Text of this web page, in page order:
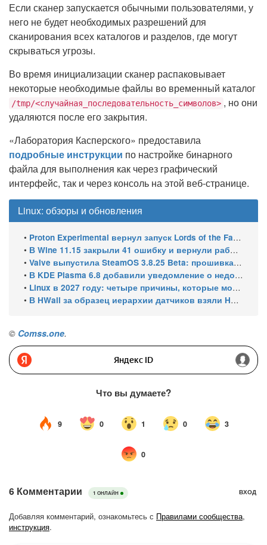
Если сканер запускается обычными пользователями, у
него не будет необходимых разрешений для
сканирования всех каталогов и разделов, где могут
скрываться угрозы.
Во время инициализации сканер распаковывает
некоторые необходимые файлы во временный каталог
/tmp/<случайная_последовательность_символов> , но они
удаляются после его закрытия.
«Лаборатория Касперского» предоставила
подробные инструкции по настройке бинарного
файла для выполнения как через графический
интерфейс, так и через консоль на этой веб-странице.
Linux: обзоры и обновления
• Proton Experimental вернул запуск Lords of the Fallen и исправил HDR в Far Cry 5 на Linux
• В Wine 11.15 закрыли 41 ошибку и вернули работу winecfg
• Valve выпустила SteamOS 3.8.25 Beta: прошивка 108 для Steam Machine, поддержка Steam Frame Wireless Adapter и новых портативных консолей
• В KDE Plasma 6.8 добавили уведомление о недоступном принтере
• Linux в 2027 году: четыре причины, которые могут ускорить рост его доли
• В HWall за образец иерархии датчиков взяли HWiNFO64 из Windows
© Comss.one.